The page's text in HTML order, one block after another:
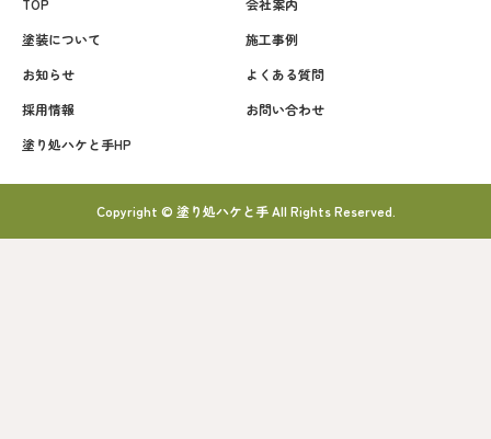
TOP
会社案内
塗装について
施工事例
お知らせ
よくある質問
採用情報
お問い合わせ
塗り処ハケと手HP
Copyright © 塗り処ハケと手 All Rights Reserved.